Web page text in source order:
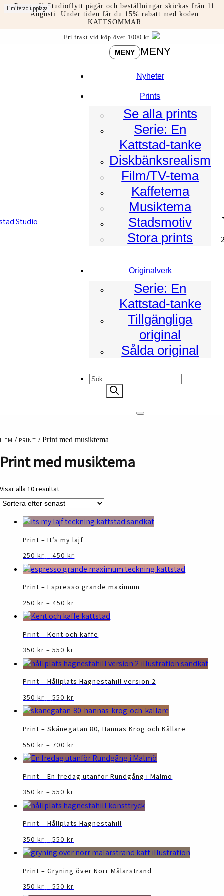
HoppaPassa på! Studioflytt pågår och beställningar skickas från 11
Augusti. Under tiden får du 15% rabatt med koden
KATTSOMMAR
Fri frakt vid köp över 1000 kr
MENY MENY
Nyheter
Prints
Se alla prints
Serie: En
Kattstad-tanke
Diskbänksrealism
Film/TV-tema
Kaffetema
Musiktema
Stadsmotiv
Stora prints
Originalverk
Serie: En
Kattstad-tanke
Tillgängliga
original
Sålda original
Products
search
HEM / PRINT / Print med musiktema
Print med musiktema
Visar alla 10 resultatSortera
efter
senaste
Print – It’s my lajf
250kr – 450kr
250 kr
till
här
produkten
har
varianter.
De
alternativen
väljas
på
produktsidan
Print – Espresso grande maximum
250kr – 450kr
250 kr
till
här
produkten
har
varianter.
De
alternativen
väljas
på
produktsidan
Print – Kent och kaffe
350kr – 550kr
350 kr
till
här
produkten
har
varianter.
De
alternativen
kan
väljas
på
produktsidan
Print – Hållplats Hagnestahill version 2
350kr – 550kr
350 kr
till
här
produkten
har
varianter.
De
alternativen
väljas
på
produktsidan
Limiterad upplaga
Print – Skånegatan 80, Hannas Krog och Källare
550kr – 700kr
550 kr
till
här
produkten
har
varianter.
De
alternativen
väljas
på
produktsidan
Print – En fredag utanför Rundgång i Malmö
350kr – 550kr
350 kr
till
här
produkten
har
varianter.
De
alternativen
Print – Hållplats Hagnestahill
350kr – 550kr
350 kr
till
här
produkten
har
varianter.
Print – Gryning över Norr Mälarstrand
350kr – 550kr